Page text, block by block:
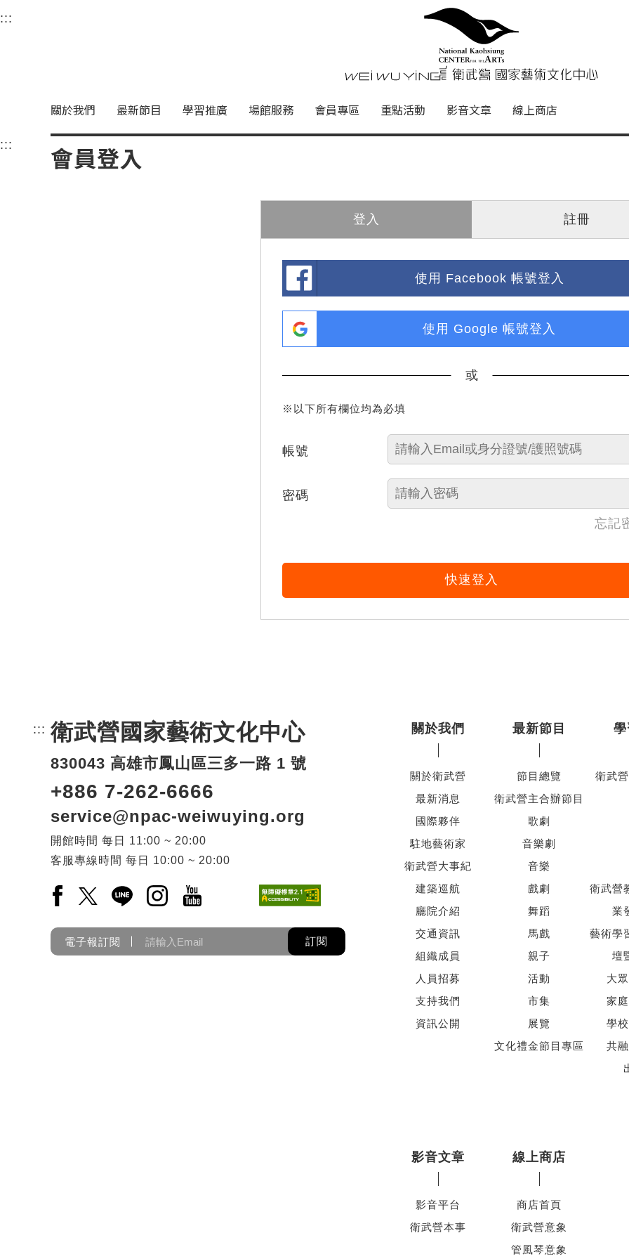
衛武營國家藝術文化中心
中央內容區塊，為本頁主要內容區。
::: 衛武營國家藝術文
關於我們 最新節目 學習推廣 場館服務 會員專區 重點活動 影音文章 線上商店
::: 中央內容區塊，為本頁主要內容區。
會員登入
登入 註冊
使用 Facebook 帳號登入
使用 Google 帳號登入
或
※以下所有欄位均為必填
帳號
密碼
忘記
快速登入
::: 頁尾網站資訊。
衛武營國家藝術文化中心
830043 高雄市鳳山區三多一路 1 號
+886 7-262-6666
service@npac-weiwuying.org
開館時間 每日
11:00 ~ 20:00
客服專線時間 每日 10:00 ~ 20:00
Facebook(另開新視窗)
X(另開新視窗)
LINE(另開新視窗)
Instagram(另開新視窗)
YouTube(另開新視窗)
電子報訂閱 訂閱
關於我們
關於衛武營
最新消息
國際夥伴
駐地藝術家
衛武營大事紀
建築巡航
廳院介紹
交通資訊
組織成員
人員招募
支持我們
資訊公開
最新節目
節目總覽
衛武營主合辦節目
歌劇
音樂劇
音樂
戲劇
舞蹈
馬戲
親子
活動
市集
展覽
文化禮金節目專區
衛武
衛武營
業
藝術學
壇
大
家
學
共
影音文章
影音平台
衛武營本事
線上商店
商店首頁
衛武營意象
管風琴意象